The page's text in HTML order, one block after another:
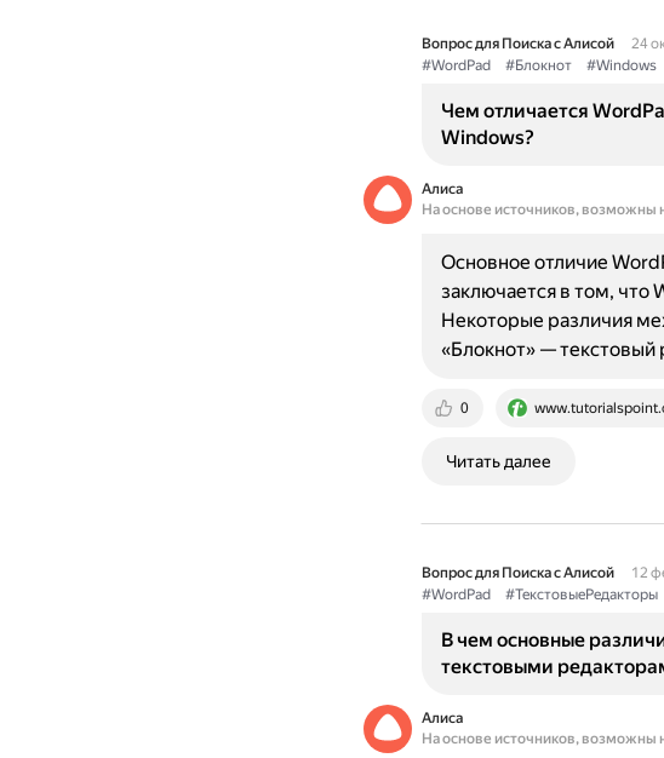
Вопрос для Поиска с Алисой
24
#WordPad
#Блокнот #Windows
Чем отличается
Windows?
Алиса
На основе источников, возможны
0
Основное отличие
заключается в том, что
Некоторые различия
«Блокнот» — текстовый
Читать далее
Вопрос для Поиска с Алисой
12
#WordPad
#ТекстовыеРедакторы
В чем основные
текстовыми
Алиса
На основе источников, возможны